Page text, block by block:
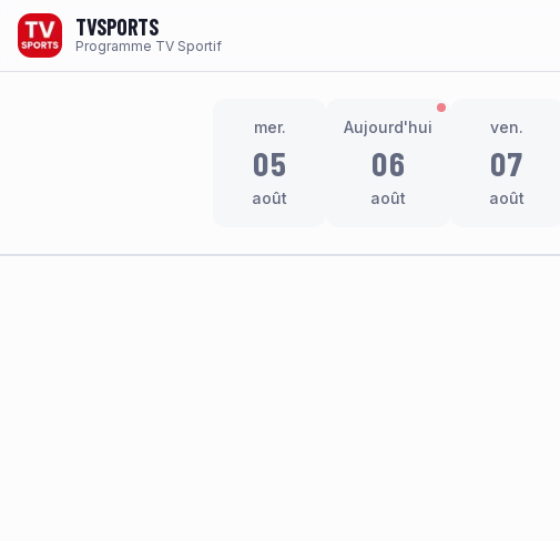
TVSPORTS
Programme TV Sportif
mer.
05
août
Aujourd'hui
06
août
ven.
07
août